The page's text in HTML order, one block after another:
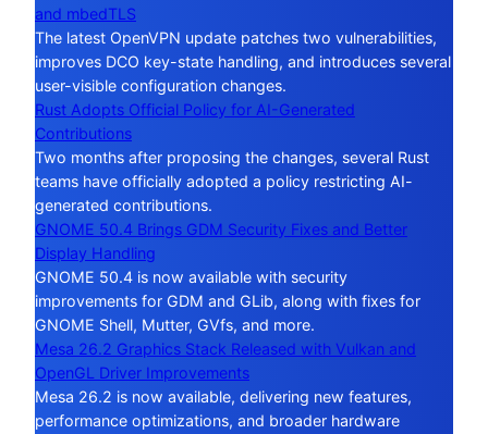
and mbedTLS
The latest OpenVPN update patches two vulnerabilities,
improves DCO key-state handling, and introduces several
user-visible configuration changes.
Rust Adopts Official Policy for AI-Generated
Contributions
Two months after proposing the changes, several Rust
teams have officially adopted a policy restricting AI-
generated contributions.
GNOME 50.4 Brings GDM Security Fixes and Better
Display Handling
GNOME 50.4 is now available with security
improvements for GDM and GLib, along with fixes for
GNOME Shell, Mutter, GVfs, and more.
Mesa 26.2 Graphics Stack Released with Vulkan and
OpenGL Driver Improvements
Mesa 26.2 is now available, delivering new features,
performance optimizations, and broader hardware